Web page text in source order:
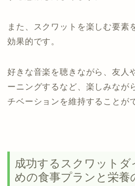
また、スクワットを楽しむ要素
効果的です。
好きな音楽を聴きながら、友人
ーニングするなど、楽しみなが
チベーションを維持することが
成功するスクワットダ
めの食事プランと栄養